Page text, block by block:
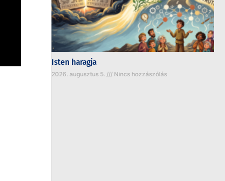
Isten haragja
2026. augusztus 5. Nincs hozzászólás